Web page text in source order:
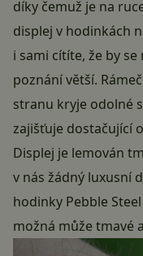
díky čemuž je na
displej v hodinkách
i sami cítíte, že by
poznání větší.
stranu kryje odolné
zajišťuje dostačující
Displej je lemován
v nás žádný luxusní
hodinky Pebble
možná může tmavé